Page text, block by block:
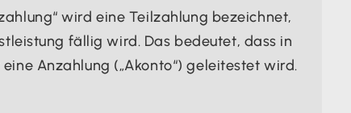
wird eine Teilzahlung bezeichnet,
fällig wird. Das bedeutet, dass in
Anzahlung („Akonto“) geleitestet wird.